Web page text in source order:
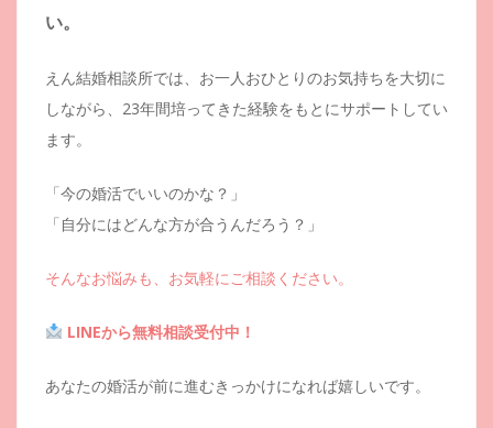
い。
えん結婚相談所では、お一人おひとりのお気持ちを大切に
しながら、23年間培ってきた経験をもとにサポートしてい
ます。
「今の婚活でいいのかな？」
「自分にはどんな方が合うんだろう？」
そんなお悩みも、お気軽にご相談ください。
LINEから無料相談受付中！
あなたの婚活が前に進むきっかけになれば嬉しいです。